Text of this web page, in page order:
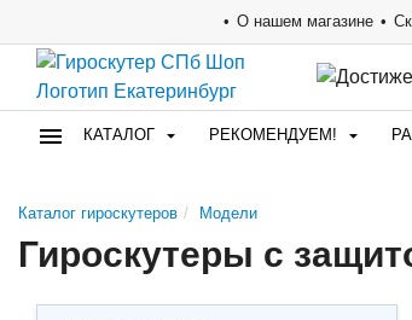
О нашем магазине
КАТАЛОГ РЕКОМЕНДУЕМ!
Каталог гироскутеров Модели
Гироскутеры с